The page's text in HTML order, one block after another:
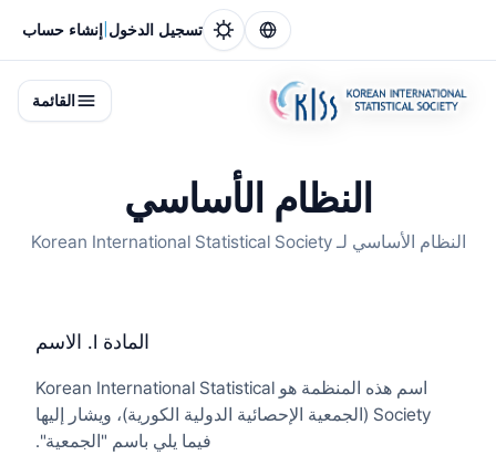
تسجيل الدخول إنشاء حساب
القائمة
النظام الأساسي
النظام الأساسي لـ Korean International Statistical Society
المادة I. الاسم
اسم هذه المنظمة هو Korean International Statistical
Society (الجمعية الإحصائية الدولية الكورية)، ويشار إليها
فيما يلي باسم "الجمعية".